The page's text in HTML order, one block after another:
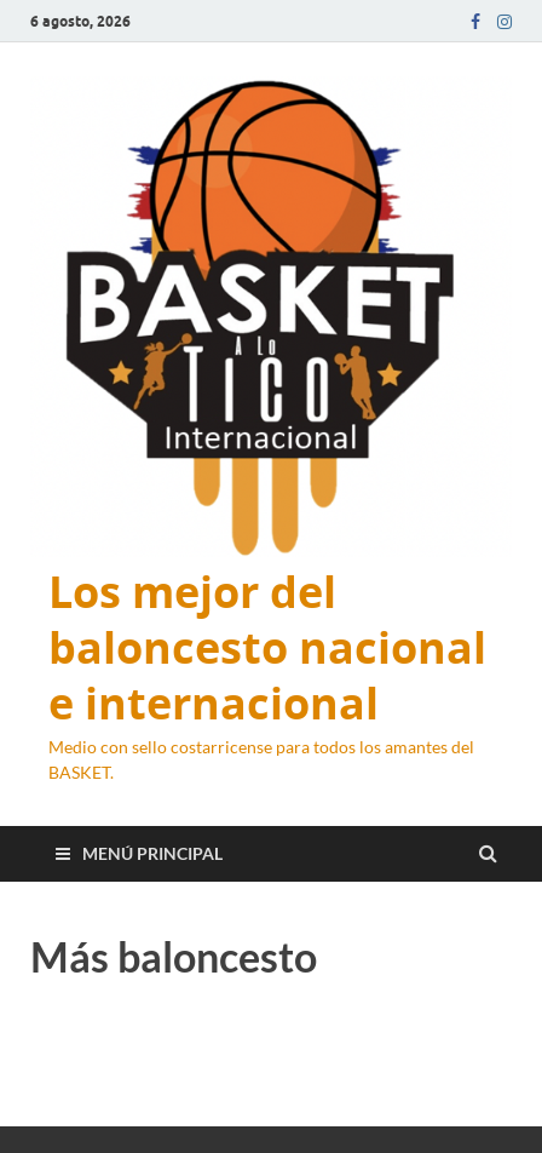
6 agosto, 2026
Los mejor del
baloncesto nacional
e internacional
Medio con sello costarricense para todos los amantes del
BASKET.
MENÚ PRINCIPAL
Más baloncesto